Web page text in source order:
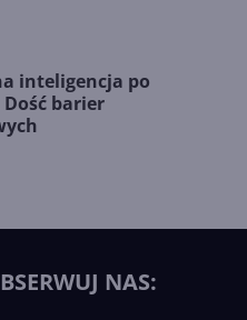
inteligencja po
barier
NAS: